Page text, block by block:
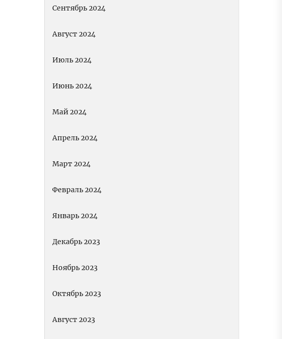
Сентябрь 2024
Август 2024
Июль 2024
Июнь 2024
Май 2024
Апрель 2024
Март 2024
Февраль 2024
Январь 2024
Декабрь 2023
Ноябрь 2023
Октябрь 2023
Август 2023